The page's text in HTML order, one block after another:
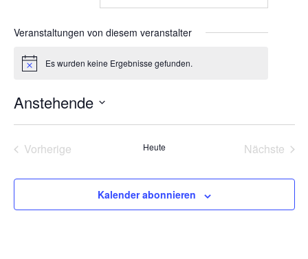
Veranstaltungen von diesem veranstalter
HinweisEs wurden keine Ergebnisse gefunden.
Anstehende
Datum
Vorherige
Heute
Nächste
Kalender abonnieren